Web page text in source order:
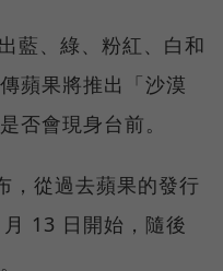
藍、綠、粉紅、白和
蘋果將推出「沙漠
否會現身台前。
從過去蘋果的發行
13 日開始，隨後